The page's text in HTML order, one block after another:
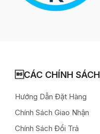
CÁC CHÍNH SÁCH
Hướng Dẫn Đặt Hàng
Chính Sách Giao Nhận
Chính Sách Đổi Trả